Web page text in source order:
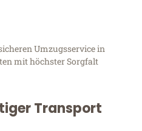
Umzugsservice in
mit höchster Sorgfalt
Transport